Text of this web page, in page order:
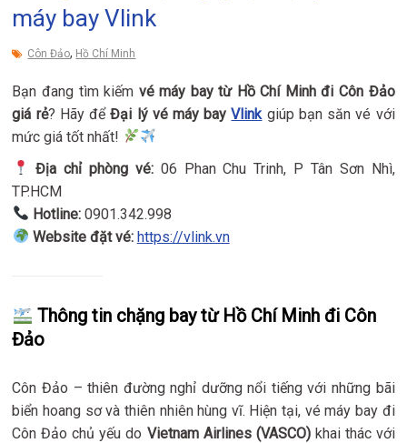
máy bay Vlink
Côn Đảo, Hồ Chí Minh
Bạn đang tìm kiếm vé máy bay từ Hồ Chí Minh đi Côn Đảo
giá rẻ? Hãy đểĐại lý vé máy bayVlinkgiúp bạn săn vé với
mức giá tốt nhất!
Địa chỉ phòng vé:06 Phan Chu Trinh, P Tân Sơn Nhì,
TP.HCM
Hotline:0901.342.998
Website đặt vé: https://vlink.vn
Thông tin chặng bay từ Hồ Chí Minh đi Côn
Đảo
Côn Đảo – thiên đường nghỉ dưỡng nổi tiếng với những bãi
biển hoang sơ và thiên nhiên hùng vĩ. Hiện tại, vé máy bay đi
Côn Đảo chủ yếu do Vietnam Airlines (VASCO)khai thác với